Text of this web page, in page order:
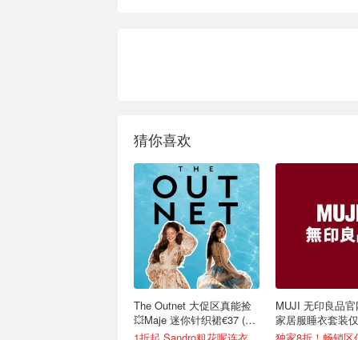
猜你喜欢
The Outnet 大促区真能捡
💥Maje 迷你针织裙€37 (原
€175）
MUJI 无印良品官
家居服睡衣套装
可选